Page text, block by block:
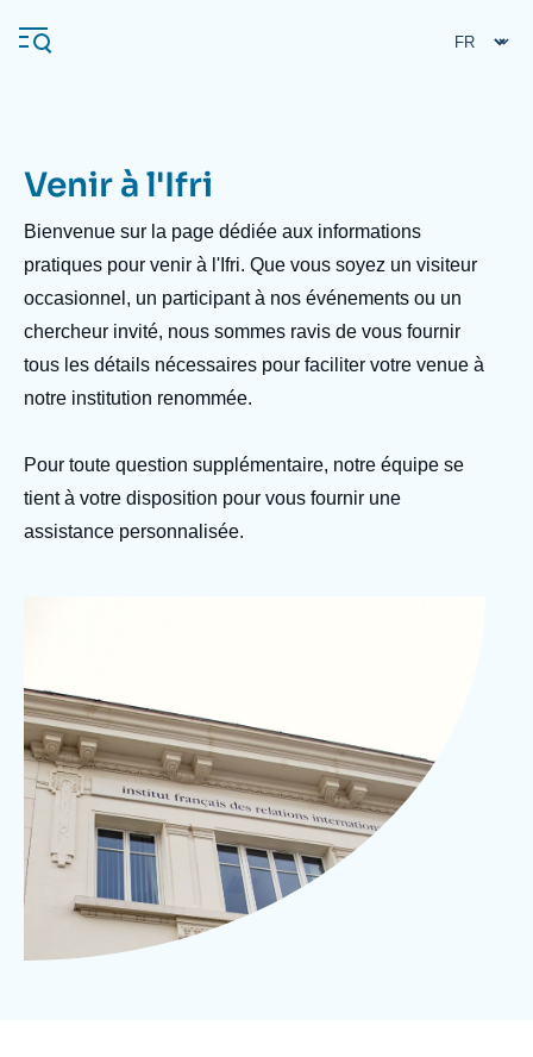
au
contenu
Navigation
principale
L'Ifri
Analyses
Se connecter
À propos de l'Ifri Recherches fréquentes
Venir à l'Ifri
Bienvenue sur la page dédiée aux informations
pratiques pour venir à l'Ifri. Que vous soyez un visiteur
occasionnel, un participant à nos événements ou un
chercheur invité, nous sommes ravis de vous fournir
tous les détails nécessaires pour faciliter votre venue à
notre institution renommée.
Pour toute question supplémentaire, notre équipe se
tient à votre disposition pour vous fournir une
assistance personnalisée.